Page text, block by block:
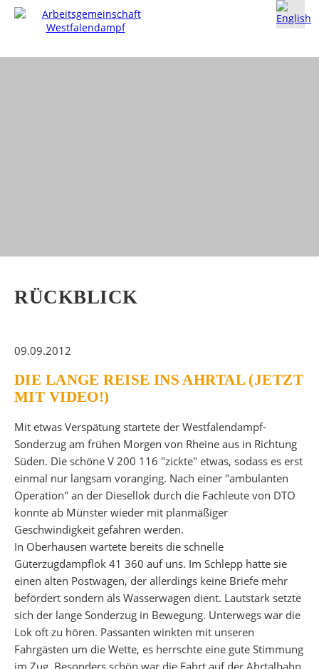
RÜCKBLICK
09.09.2012
DIE LANGE REISE INS AHRTAL (JETZT
MIT VIDEO!)
Mit etwas Verspätung startete der Westfalendampf-
Sonderzug am frühen Morgen von Rheine aus in Richtung
Süden. Die schöne V 200 116 "zickte" etwas, sodass es erst
einmal nur langsam voranging. Nach einer "ambulanten
Operation" an der Diesellok durch die Fachleute von DTO
konnte ab Münster wieder mit planmäßiger
Geschwindigkeit gefahren werden.
In Oberhausen wartete bereits die schnelle
Güterzugdampflok 41 360 auf uns. Im Schlepp hatte sie
einen alten Postwagen, der allerdings keine Briefe mehr
befördert sondern als Wasserwagen dient. Lautstark setzte
sich der lange Sonderzug in Bewegung. Unterwegs war die
Lok oft zu hören. Passanten winkten mit unseren
Fahrgästen um die Wette, es herrschte eine gute Stimmung
im Zug. Besonders schön war die Fahrt auf der Ahrtalbahn.